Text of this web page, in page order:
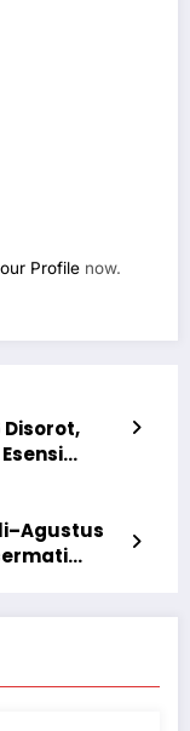
Profile now.
Disorot,